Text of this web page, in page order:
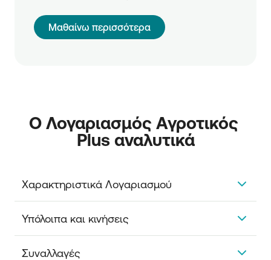
Μαθαίνω περισσότερα
Ο Λογαριασμός Αγροτικός
Plus αναλυτικά
Χαρακτηριστικά Λογαριασμού
Έχετε τη δυνατότητα να ανοίξετε λογαριασμό
χωρίς προαπαιτούμενο αρχικό ποσό κατάθεσης.
Υπόλοιπα και κινήσεις
Έχετε αναλυτική ενημέρωση για κάθε κίνηση του
Συναλλαγές